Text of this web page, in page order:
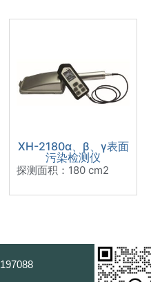
XH-2180α、β、γ表面
污染检测仪
探测面积：180 cm2